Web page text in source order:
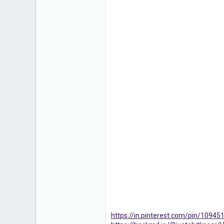
https://in.pinterest.com/pin/